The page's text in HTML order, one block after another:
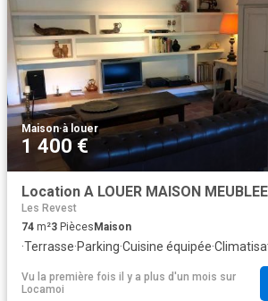
Maison·à louer
1 400 €
Les Revest
74 m²3 Pièces Maison
·Terrasse·Parking·Cuisine équipée·
Vu la première fois il y a plus d'un mois sur
Locamoi